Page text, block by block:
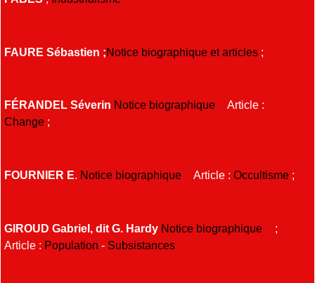
FAURE Sébastien ;Notice biographique et articles ;
FÉRANDEL Séverin Notice biographique
Article :
Change ;
FOURNIER E. Notice biographique Article : Occultisme ;
GIROUD Gabriel, dit G. Hardy Notice biographique
;
Article : Population - Subsistances